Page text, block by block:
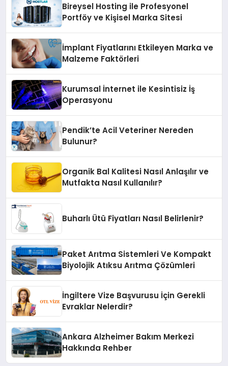
Bireysel Hosting ile Profesyonel
Portföy ve Kişisel Marka Sitesi
İmplant Fiyatlarını Etkileyen Marka ve
Malzeme Faktörleri
Kurumsal İnternet ile Kesintisiz İş
Operasyonu
Pendik’te Acil Veteriner Nereden
Bulunur?
Organik Bal Kalitesi Nasıl Anlaşılır ve
Mutfakta Nasıl Kullanılır?
Buharlı Ütü Fiyatları Nasıl Belirlenir?
Paket Arıtma Sistemleri Ve Kompakt
Biyolojik Atıksu Arıtma Çözümleri
İngiltere Vize Başvurusu İçin Gerekli
Evraklar Nelerdir?
Ankara Alzheimer Bakım Merkezi
Hakkında Rehber